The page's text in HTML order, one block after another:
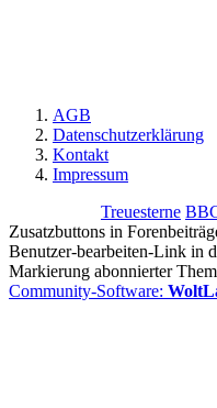
AGB
Datenschutzerklärung
Kontakt
Impressum
Treuesterne
Zusatzbuttons in
Benutzer-bearbeiten-Link in
Markierung abonnierter
Community-Software: